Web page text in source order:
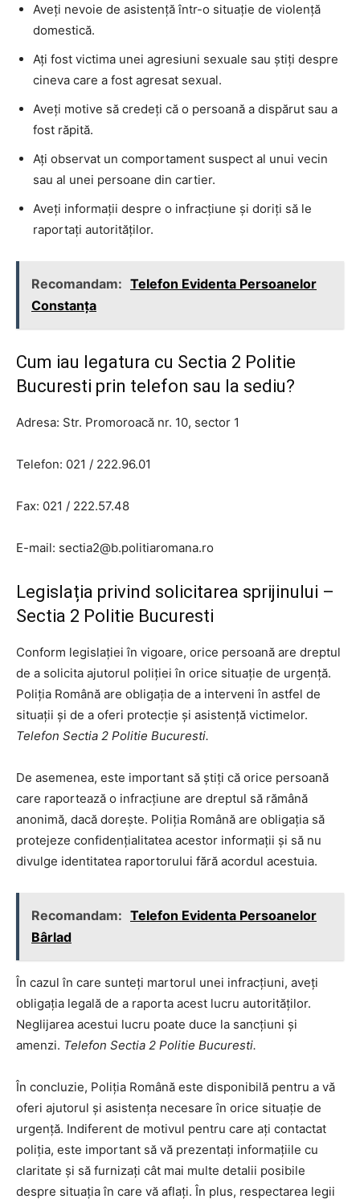
Aveți nevoie de asistență într-o situație de violență
domestică.
Ați fost victima unei agresiuni sexuale sau știți despre
cineva care a fost agresat sexual.
Aveți motive să credeți că o persoană a dispărut sau a
fost răpită.
Ați observat un comportament suspect al unui vecin
sau al unei persoane din cartier.
Aveți informații despre o infracțiune și doriți să le
raportați autorităților.
Recomandam: Telefon Evidenta Persoanelor
Constanța
Cum iau legatura cu Sectia 2 Politie
Bucuresti prin telefon sau la sediu?
Adresa: Str. Promoroacă nr. 10, sector 1
Telefon: 021 / 222.96.01
Fax: 021 / 222.57.48
E-mail: sectia2@b.politiaromana.ro
Legislația privind solicitarea sprijinului –
Sectia 2 Politie Bucuresti
Conform legislației în vigoare, orice persoană are dreptul
de a solicita ajutorul poliției în orice situație de urgență.
Poliția Română are obligația de a interveni în astfel de
situații și de a oferi protecție și asistență victimelor.
Telefon Sectia 2 Politie Bucuresti.
De asemenea, este important să știți că orice persoană
care raportează o infracțiune are dreptul să rămână
anonimă, dacă dorește. Poliția Română are obligația să
protejeze confidențialitatea acestor informații și să nu
divulge identitatea raportorului fără acordul acestuia.
Recomandam: Telefon Evidenta Persoanelor
Bârlad
În cazul în care sunteți martorul unei infracțiuni, aveți
obligația legală de a raporta acest lucru autorităților.
Neglijarea acestui lucru poate duce la sancțiuni și
amenzi. Telefon Sectia 2 Politie Bucuresti.
În concluzie, Poliția Română este disponibilă pentru a vă
oferi ajutorul și asistența necesare în orice situație de
urgență. Indiferent de motivul pentru care ați contactat
poliția, este important să vă prezentați informațiile cu
claritate și să furnizați cât mai multe detalii posibile
despre situația în care vă aflați. În plus, respectarea legii